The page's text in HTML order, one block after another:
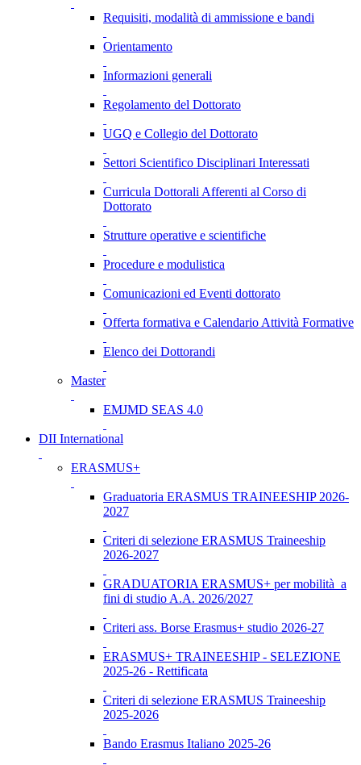
Requisiti, modalità di ammissione e bandi
Orientamento
Informazioni generali
Regolamento del Dottorato
UGQ e Collegio del Dottorato
Settori Scientifico Disciplinari Interessati
Curricula Dottorali Afferenti al Corso di
Dottorato
Strutture operative e scientifiche
Procedure e modulistica
Comunicazioni ed Eventi dottorato
Offerta formativa e Calendario Attività Formative
Elenco dei Dottorandi
Master
EMJMD SEAS 4.0
DII International
ERASMUS+
Graduatoria ERASMUS TRAINEESHIP 2026-
2027
Criteri di selezione ERASMUS Traineeship
2026-2027
GRADUATORIA ERASMUS+ per mobilità a
fini di studio A.A. 2026/2027
Criteri ass. Borse Erasmus+ studio 2026-27
ERASMUS+ TRAINEESHIP - SELEZIONE
2025-26 - Rettificata
Criteri di selezione ERASMUS Traineeship
2025-2026
Bando Erasmus Italiano 2025-26